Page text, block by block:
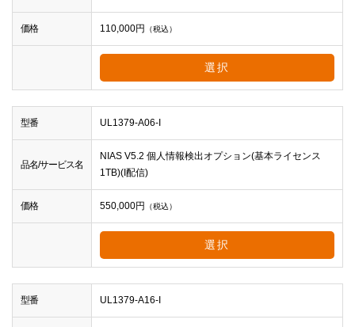
価格 110,000円 （税込）
選択
型番 UL1379-A06-I
品名/サービス名
NIAS V5.2 個人情報検出オプション(基本ライセンス
1TB)(I配信)
価格 550,000円 （税込）
選択
型番 UL1379-A16-I